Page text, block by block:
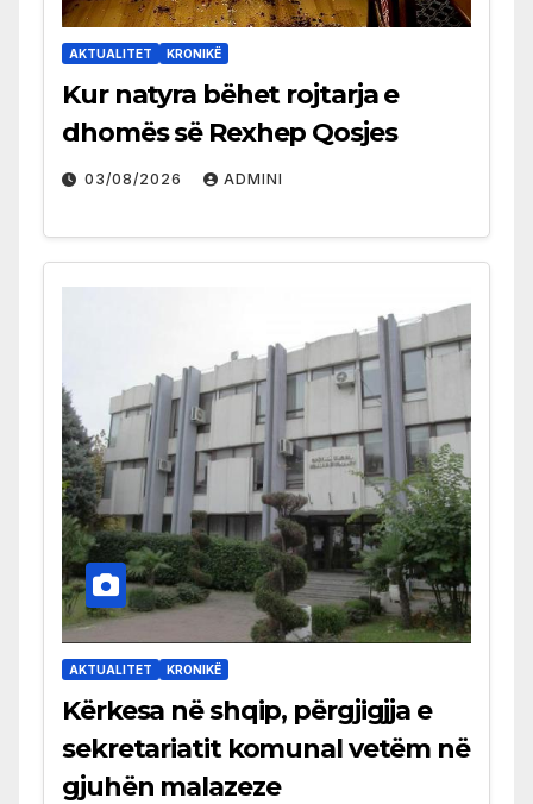
AKTUALITET KRONIKË
Kur natyra bëhet rojtarja e
dhomës së Rexhep Qosjes
03/08/2026 ADMINI
AKTUALITET KRONIKË
Kërkesa në shqip, përgjigjja e
sekretariatit komunal vetëm në
gjuhën malazeze